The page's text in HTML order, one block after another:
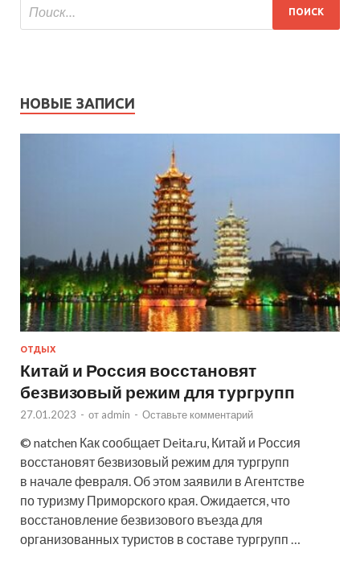
НОВЫЕ ЗАПИСИ
ОТДЫХ
Китай и Россия восстановят
безвизовый режим для тургрупп
27.01.2023 - от admin - Оставьте комментарий
© natchen Как сообщает Deita.ru, Китай и Россия
восстановят безвизовый режим для тургрупп
в начале февраля. Об этом заявили в Агентстве
по туризму Приморского края. Ожидается, что
восстановление безвизового въезда для
организованных туристов в составе тургрупп …